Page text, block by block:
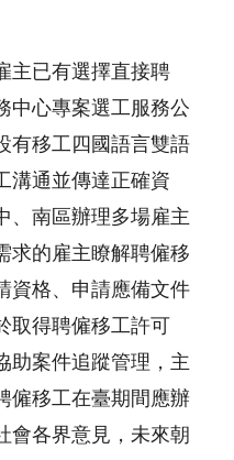
主已有選擇直接聘
中心專案選工服務公
有移工四國語言雙語
溝通並傳達正確資
、南區辦理多場雇主
求的雇主瞭解聘僱移
資格、申請應備文件
取得聘僱移工許可
助案件追蹤管理，主
僱移工在臺期間應辦
會各界意見，未來朝